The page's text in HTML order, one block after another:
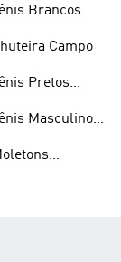
Brancos
Campo
Pretos
Masculino